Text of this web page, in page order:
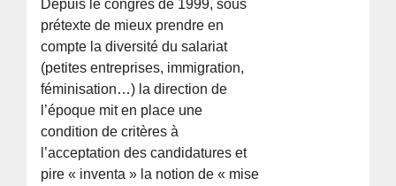
Depuis le congrès de 1999, sous
prétexte de mieux prendre en
compte la diversité du salariat
(petites entreprises, immigration,
féminisation…) la direction de
l’époque mit en place une
condition de critères à
l’acceptation des candidatures et
pire « inventa » la notion de « mise